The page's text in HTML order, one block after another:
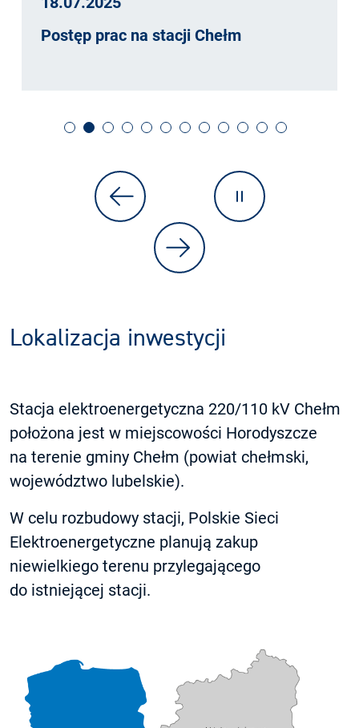
Postęp prac na stacji Chełm
Lokalizacja inwestycji
Stacja elektroenergetyczna 220/110 kV Chełm
położona jest w miejscowości Horodyszcze
na terenie gminy Chełm (powiat chełmski,
województwo lubelskie).
W celu rozbudowy stacji, Polskie Sieci
Elektroenergetyczne planują zakup
niewielkiego terenu przylegającego
do istniejącej stacji.